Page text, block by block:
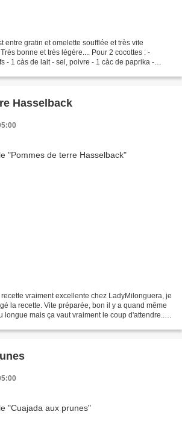
entre gratin et omelette soufflée et très vite
bonne et très légère.... Pour 2 cocottes : -
- 1 càs de lait - sel, poivre - 1 càc de paprika -
Hasselback
vraiment excellente chez LadyMilonguera, je
la recette. Vite préparée, bon il y a quand même
longue mais ça vaut vraiment le coup d'attendre....